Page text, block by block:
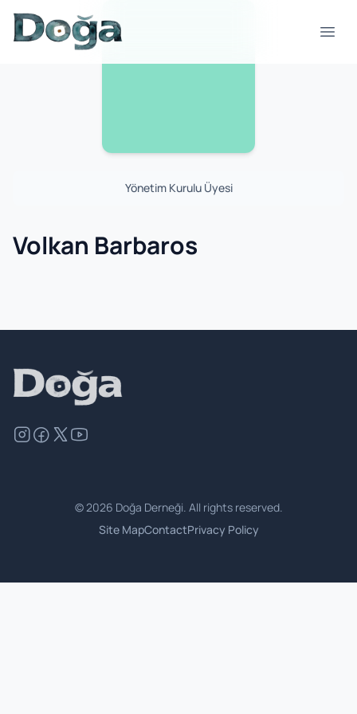
Skip to content
Yönetim Kurulu Üyesi
Volkan Barbaros
©2026 Doğa Derneği. All rights reserved.
Site MapContactPrivacy Policy